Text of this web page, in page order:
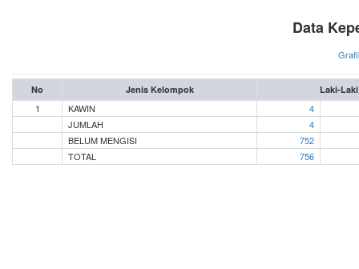
Data
No Jenis Kelompok Laki-Laki
1 KAWIN
4
JUMLAH
4
BELUM MENGISI
752
TOTAL
756